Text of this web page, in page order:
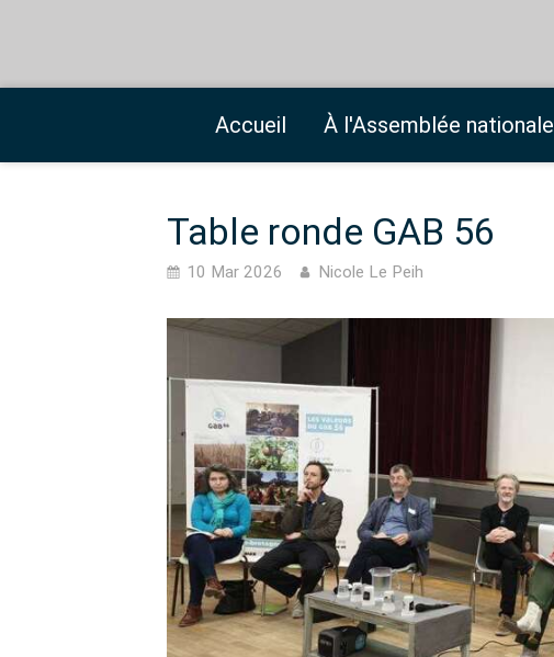
Accueil À l'Assemblée nationale
Table ronde GAB 56
10 Mar 2026 Nicole Le Peih